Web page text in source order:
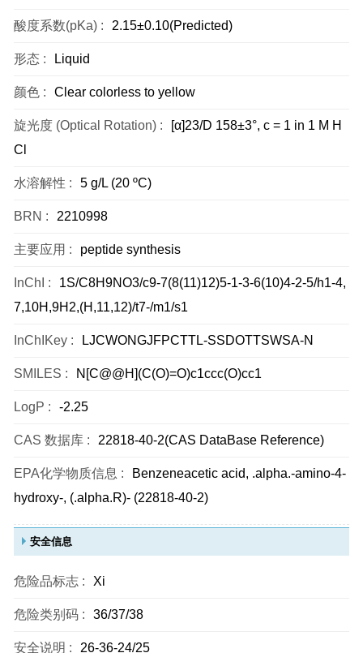
酸度系数(pKa) : 2.15±0.10(Predicted)
形态 : Liquid
颜色 : Clear colorless to yellow
旋光度 (Optical Rotation) :
[α]23/D 158±3°, c = 1 in 1 M H
Cl
水溶解性 : 5 g/L (20 ºC)
BRN : 2210998
主要应用 : peptide synthesis
InChI :
1S/C8H9NO3/c9-7(8(11)12)5-1-3-6(10)4-2-5/h1-4,
7,10H,9H2,(H,11,12)/t7-/m1/s1
InChIKey : LJCWONGJFPCTTL-SSDOTTSWSA-N
SMILES : N[C@@H](C(O)=O)c1ccc(O)cc1
LogP : -2.25
CAS 数据库 : 22818-40-2(CAS DataBase Reference)
EPA化学物质信息 :
Benzeneacetic acid, .alpha.-amino-4-
hydroxy-, (.alpha.R)- (22818-40-2)
安全信息
危险品标志 : Xi
危险类别码 : 36/37/38
安全说明 : 26-36-24/25